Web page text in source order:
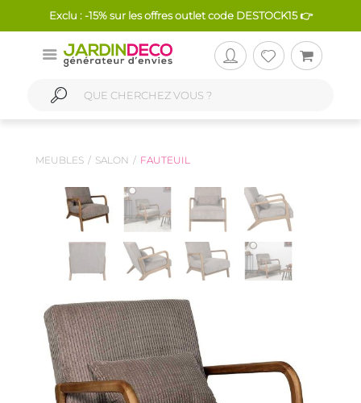
Exclu : -15% sur les offres outlet code DESTOCK15 👉
MEUBLES SALON FAUTEUIL